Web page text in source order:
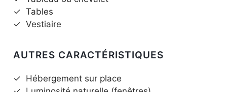
✓ Tables
✓ Vestiaire
AUTRES CARACTÉRISTIQUES
✓ Hébergement sur place